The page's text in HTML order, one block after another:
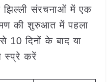
झिल्ली संरचनाओं में एक
की शुरुआत में पहला
दिनों के बाद या
स्प्रे करें